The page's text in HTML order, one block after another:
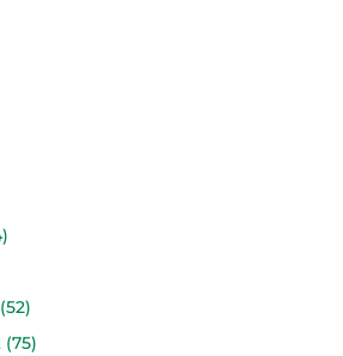
(75)